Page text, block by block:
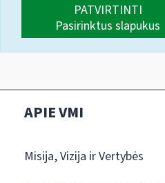
PATVIRTINTI
Pasirinktus slapukus
APIE VMI
Misija, Vizija ir Vertybės